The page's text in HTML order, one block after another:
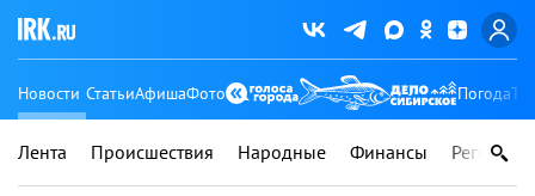
Новости СтатьиАфишаФото Погода
Лента Происшествия Народные Финансы Регионы